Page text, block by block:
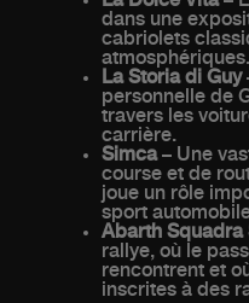
dans une
cabriolets
atmosphériques.
La Storia di Guy
personnelle de
travers les
carrière.
Simca– Une
course et de
joue un rôle
sport
Abarth Squadra
rallye, où le
rencontrent et
inscrites à des